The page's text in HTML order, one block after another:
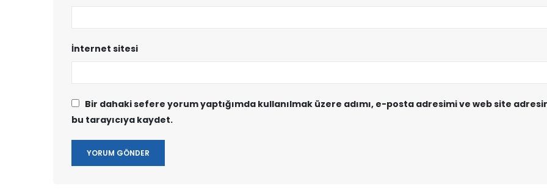
İnternet sitesi
Bir dahaki sefere yorum yaptığımda kullanılmak üzere adımı, e-posta adresimi ve web site
bu tarayıcıya kaydet.